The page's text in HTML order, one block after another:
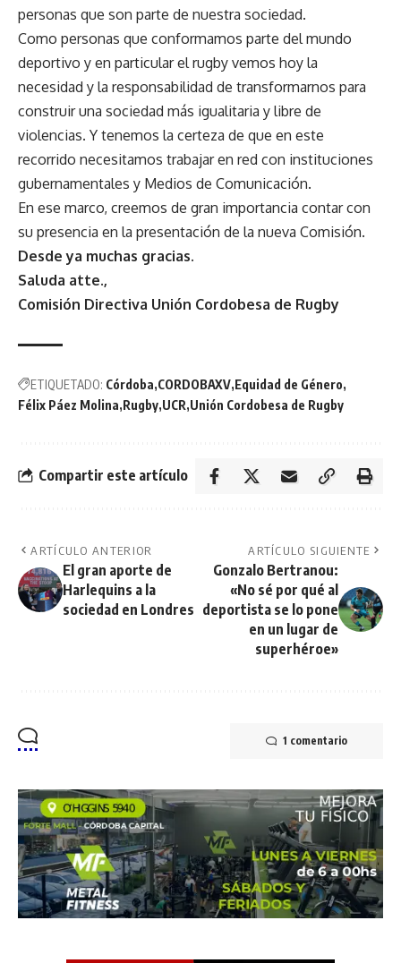
personas que son parte de nuestra sociedad.
Como personas que conformamos parte del mundo
deportivo y en particular el rugby vemos hoy la
necesidad y la responsabilidad de transformarnos para
construir una sociedad más igualitaria y libre de
violencias. Y tenemos la certeza de que en este
recorrido necesitamos trabajar en red con instituciones
gubernamentales y Medios de Comunicación.
En ese marco, creemos de gran importancia contar con
su presencia en la presentación de la nueva Comisión.
Desde ya muchas gracias.
Saluda atte.,
Comisión Directiva Unión Cordobesa de Rugby
ETIQUETADO: Córdoba CORDOBAXV Equidad de Género
Félix Páez Molina Rugby UCR Unión Cordobesa de Rugby
Compartir este artículo
ARTÍCULO ANTERIOR
El gran aporte de
Harlequins a la
sociedad en Londres
ARTÍCULO SIGUIENTE
Gonzalo Bertranou:
«No sé por qué al
deportista se lo pone
en un lugar de
superhéroe»
1 comentario